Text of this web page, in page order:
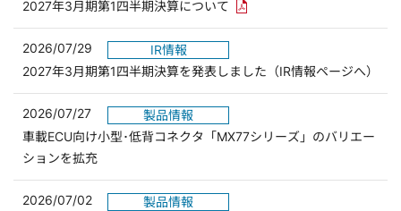
2027年3月期第1四半期決算について PDFリンクを新しいウィンド
2026/07/29
IR情報
2027年3月期第1四半期決算を発表しました（IR情報ページへ）
2026/07/27
製品情報
車載ECU向け小型･低背コネクタ「MX77シリーズ」のバリエー
ションを拡充
2026/07/02
製品情報